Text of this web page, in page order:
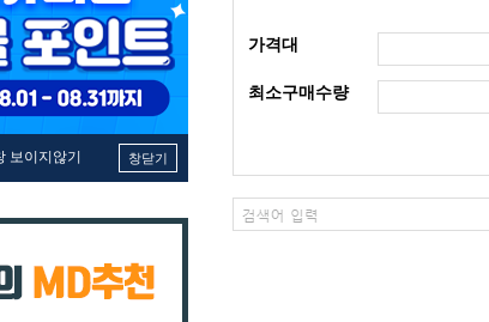
보이지않기 창닫기
가격대
최소구매수량